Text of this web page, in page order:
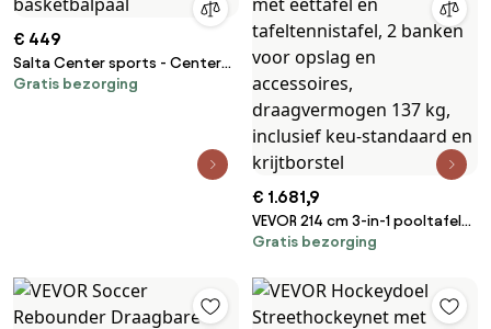
Standaard &amp; Vulbare Basis
Zwart
meerkleurig
€ 449
Salta Center sports - Center
Zwart basketbalpaal
Gratis bezorging
€ 1.681,9
VEVOR 214 cm 3-in-1 pooltafel
voor tafelspelen met eettafel
voor opslag en accessoires,
draagvermogen 137 kg,
Gratis bezorging